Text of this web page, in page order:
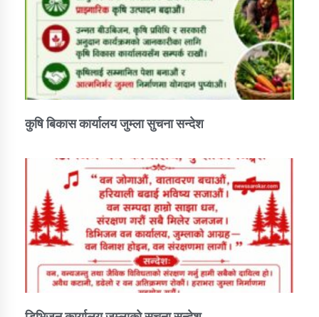
कुषि बिकास कार्यालय जुम्ला सुचना सन्देश